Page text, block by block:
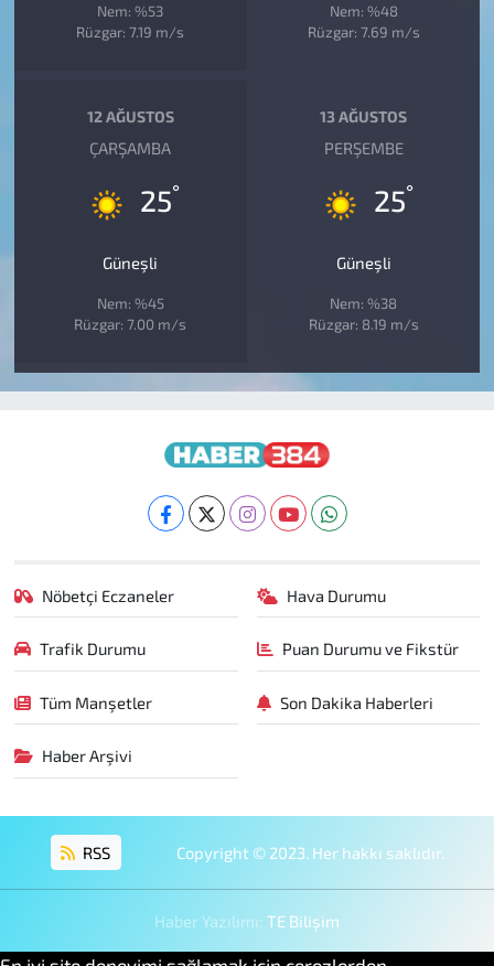
Nem: %53
Rüzgar: 7.19 m/s
Nem: %48
Rüzgar: 7.69 m/s
12 AĞUSTOS
ÇARŞAMBA
25°
Güneşli
Nem: %45
Rüzgar: 7.00 m/s
13 AĞUSTOS
PERŞEMBE
25°
Güneşli
Nem: %38
Rüzgar: 8.19 m/s
Nöbetçi Eczaneler Hava Durumu
Trafik Durumu Puan Durumu ve Fikstür
Tüm Manşetler Son Dakika Haberleri
Haber Arşivi
RSS Copyright © 2023. Her hakkı saklıdır.
Haber Yazılımı: TE Bilişim